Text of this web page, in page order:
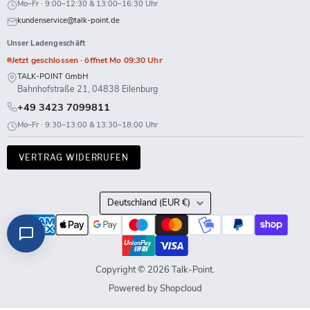
Mo–Fr · 9:00–12:30 & 13:00–16:30 Uhr
kundenservice@talk-point.de
Unser Ladengeschäft
Jetzt geschlossen · öffnet Mo 09:30 Uhr
TALK-POINT GmbH
Bahnhofstraße 21, 04838 Eilenburg
+49 3423 7099811
Mo–Fr · 9:30–13:00 & 13:30–18:00 Uhr
VERTRAG WIDERRUFEN
Land
Deutschland (EUR €)
Copyright © 2026 Talk-Point.
Powered by Shopcloud